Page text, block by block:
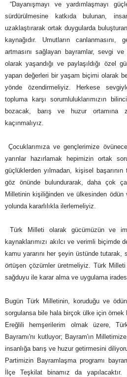
“Dayanışmayı ve yardımlaşmayı
sürdürülmesine katkıda bulunan,
uzaklaştırarak ortak duygularda
kaynağıdır. Umutların canlanmasını,
artmasını sağlayan bayramlar, sevgi
olarak yaşandığı ve paylaşıldığı özel
yapan değerleri bir yaşam biçimi olarak
yönde özendirmeliyiz. Herkese
topluma karşı sorumluluklarımızın
bozacak, barış ve huzur ortamına
kaçınmalıyız.
Çocuklarımıza ve gençlerimize
yarınlar hazırlamak hepimizin ortak
güçlüklerden yılmadan, kişisel başarının
göz önünde bulundurarak, daha çok
Milletinin kişiliğinden ve ülkesinden ödün
yolunda kararlılıkla ilerlemeliyiz.
Türk Milleti olarak gücümüzün ve
kaynaklarımızı akılcı ve verimli biçimde
kamu yararını her şeyin üstünde tutarak,
örtüşen çözümler üretmeliyiz. Türk
sağduyu ile karar alma ve uygulama
Bugün Türk Milletinin, koruduğu ve
sorgulansa bile hala birçok ülke için örnek
Ereğlili hemşerilerim olmak üzere,
Bayramı'nı kutluyor; Bayram'ın
insanlığa barış ve huzur getirmesini
Partimizin Bayramlaşma programı
İlçe Teşkilat binamız da